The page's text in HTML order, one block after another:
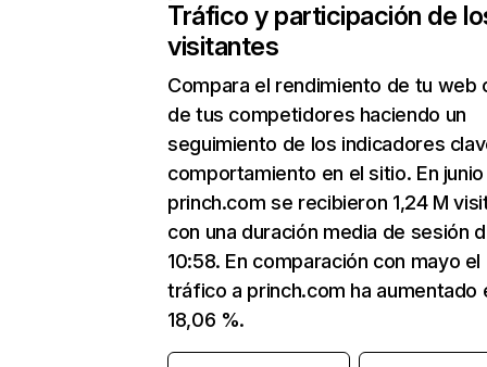
Tráfico y participación de
visitantes
Compara el rendimiento de tu web
de tus competidores haciendo un
seguimiento de los indicadores
comportamiento en el sitio. En junio
princh.com se recibieron 1,24 M
con una duración media de sesión
10:58. En comparación con mayo el
tráfico a princh.com ha aumentado
18,06 %.